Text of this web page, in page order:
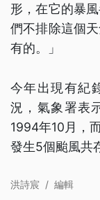
形，在它的暴
們不排除這個
有的。」
今年出現有紀
況，氣象署表
1994年10月，
發生5個颱風共
洪詩宸 / 編輯